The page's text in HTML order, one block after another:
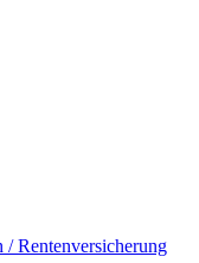
/ Rentenversicherung